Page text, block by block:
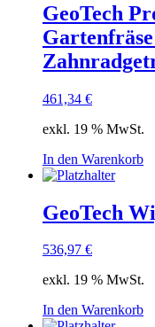
GeoTech
461,34 €
exkl. 19 % MwSt.
In den Warenkorb
GeoTech
536,97 €
exkl. 19 % MwSt.
In den Warenkorb